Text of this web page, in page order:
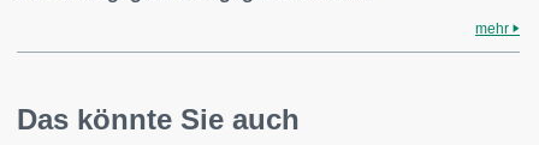
mehr
Das könnte Sie auch